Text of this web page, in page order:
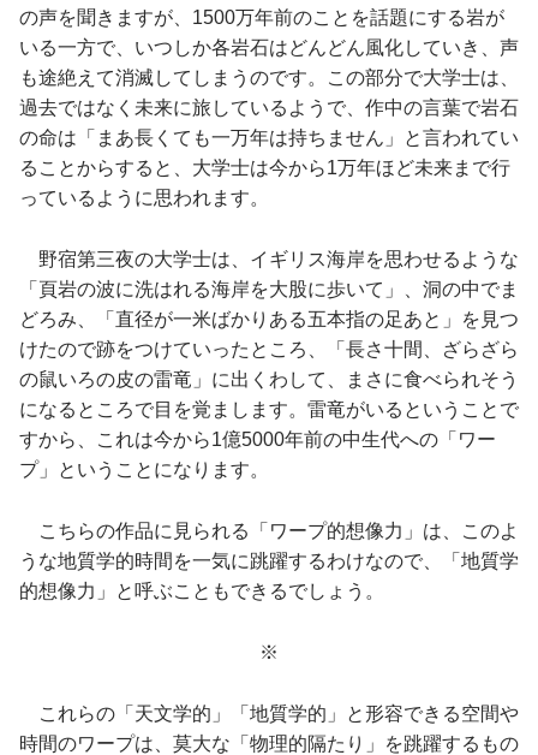
の声を聞きますが、1500万年前のことを話題にする岩が
いる一方で、いつしか各岩石はどんどん風化していき、声
も途絶えて消滅してしまうのです。この部分で大学士は、
過去ではなく未来に旅しているようで、作中の言葉で岩石
の命は「まあ長くても一万年は持ちません」と言われてい
ることからすると、大学士は今から1万年ほど未来まで行
っているように思われます。
野宿第三夜の大学士は、イギリス海岸を思わせるような
「頁岩の波に洗はれる海岸を大股に歩いて」、洞の中でま
どろみ、「直径が一米ばかりある五本指の足あと」を見つ
けたので跡をつけていったところ、「長さ十間、ざらざら
の鼠いろの皮の雷竜」に出くわして、まさに食べられそう
になるところで目を覚まします。雷竜がいるということで
すから、これは今から1億5000年前の中生代への「ワー
プ」ということになります。
こちらの作品に見られる「ワープ的想像力」は、このよ
うな地質学的時間を一気に跳躍するわけなので、「地質学
的想像力」と呼ぶこともできるでしょう。
※
これらの「天文学的」「地質学的」と形容できる空間や
時間のワープは、莫大な「物理的隔たり」を跳躍するもの